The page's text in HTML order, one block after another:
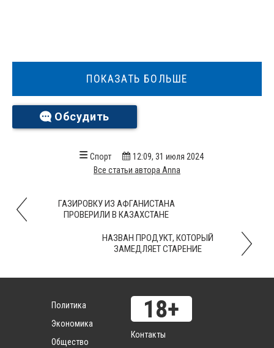
ПОКАЗАТЬ БОЛЬШЕ
Обсудить
Спорт
12:09, 31 июля 2024
Все статьи автора Anna
ГАЗИРОВКУ ИЗ АФГАНИСТАНА
ПРОВЕРИЛИ В КАЗАХСТАНЕ
НАЗВАН ПРОДУКТ, КОТОРЫЙ
ЗАМЕДЛЯЕТ СТАРЕНИЕ
Политика
Экономика
Общество
Контакты